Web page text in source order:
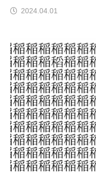
2024.04.01